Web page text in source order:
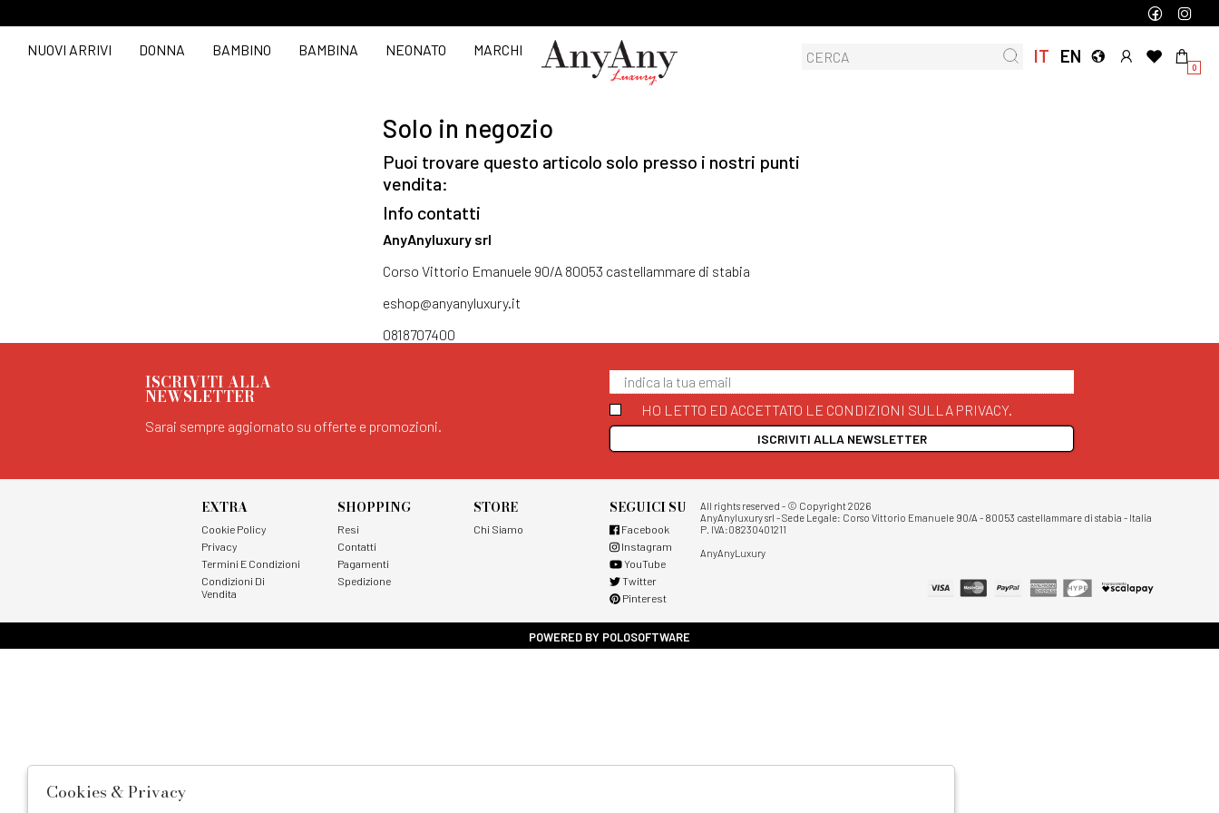
IT EN
0
NUOVI ARRIVI DONNA BAMBINO BAMBINA NEONATO MARCHI
Solo in negozio
Puoi trovare questo articolo solo presso i nostri punti
vendita:
Info contatti
AnyAnyluxury srl
Corso Vittorio Emanuele 90/A 80053 castellammare di stabia
eshop@anyanyluxury.it
0818707400
ISCRIVITI ALLA
NEWSLETTER
Sarai sempre aggiornato su offerte e promozioni.
HO LETTO ED ACCETTATO LE CONDIZIONI SULLA PRIVACY.
ISCRIVITI ALLA NEWSLETTER
EXTRA
Cookie Policy
Privacy
Termini E Condizioni
Condizioni Di
Vendita
SHOPPING
Resi
Contatti
Pagamenti
Spedizione
STORE
Chi Siamo
SEGUICI SU
Facebook
Instagram
YouTube
Twitter
Pinterest
All rights reserved - © Copyright 2026
AnyAnyluxury srl - Sede Legale: Corso Vittorio Emanuele 90/A - 80053 castellammare di stabia - Italia
P. IVA:08230401211
AnyAnyLuxury
POWERED BY POLOSOFTWARE
Cookies & Privacy